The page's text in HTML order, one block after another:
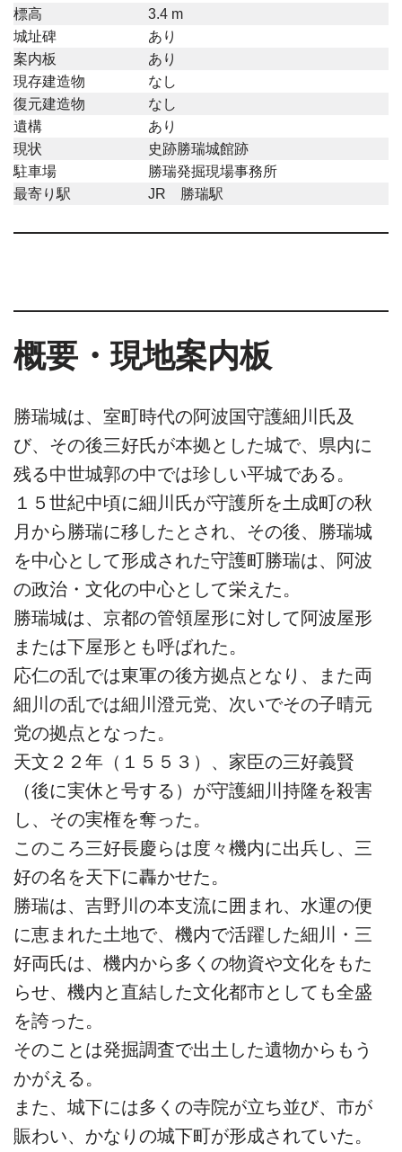
標高
3.4 m
城址碑
あり
案内板
あり
現存建造物
なし
復元建造物
なし
遺構
あり
現状
史跡勝瑞城館跡
駐車場
勝瑞発掘現場事務所
最寄り駅
JR 勝瑞駅
概要・現地案内板
勝瑞城は、室町時代の阿波国守護細川氏及
び、その後三好氏が本拠とした城で、県内に
残る中世城郭の中では珍しい平城である。
１５世紀中頃に細川氏が守護所を土成町の秋
月から勝瑞に移したとされ、その後、勝瑞城
を中心として形成された守護町勝瑞は、阿波
の政治・文化の中心として栄えた。
勝瑞城は、京都の管領屋形に対して阿波屋形
または下屋形とも呼ばれた。
応仁の乱では東軍の後方拠点となり、また両
細川の乱では細川澄元党、次いでその子晴元
党の拠点となった。
天文２２年（１５５３）、家臣の三好義賢
（後に実休と号する）が守護細川持隆を殺害
し、その実権を奪った。
このころ三好長慶らは度々機内に出兵し、三
好の名を天下に轟かせた。
勝瑞は、吉野川の本支流に囲まれ、水運の便
に恵まれた土地で、機内で活躍した細川・三
好両氏は、機内から多くの物資や文化をもた
らせ、機内と直結した文化都市としても全盛
を誇った。
そのことは発掘調査で出土した遺物からもう
かがえる。
また、城下には多くの寺院が立ち並び、市が
賑わい、かなりの城下町が形成されていた。